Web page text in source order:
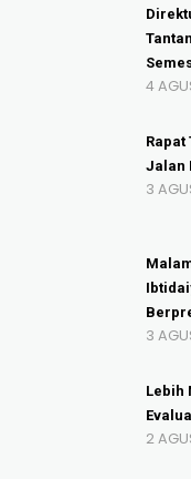
4
Jalan
3
3
Lebih
2